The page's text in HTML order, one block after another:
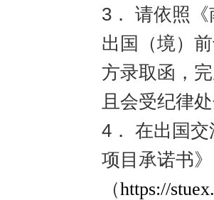
3 ．
请依照
出国（境）
方录取函，
且会受纪律
4 ．
在出国
项目承诺书》
（https://